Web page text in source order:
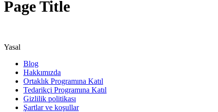
Page Title
Yasal
Blog
Hakkımızda
Ortaklık Programına Katıl
Tedarikçi Programına Katıl
Gizlilik politikası
Şartlar ve koşullar